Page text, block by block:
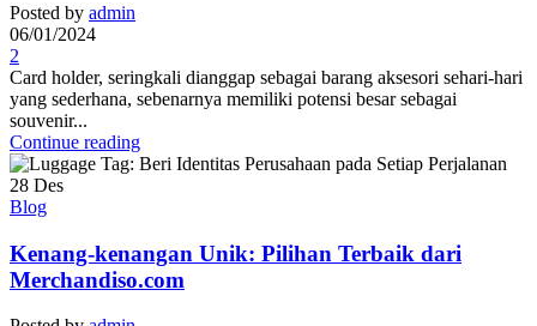
Posted by admin
06/01/2024
2
Card holder, seringkali dianggap sebagai barang aksesori sehari-hari
yang sederhana, sebenarnya memiliki potensi besar sebagai
souvenir...
Continue reading
28 Des
Blog
Kenang-kenangan Unik: Pilihan Terbaik dari
Merchandiso.com